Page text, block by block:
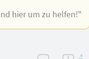
hier um zu helfen!"